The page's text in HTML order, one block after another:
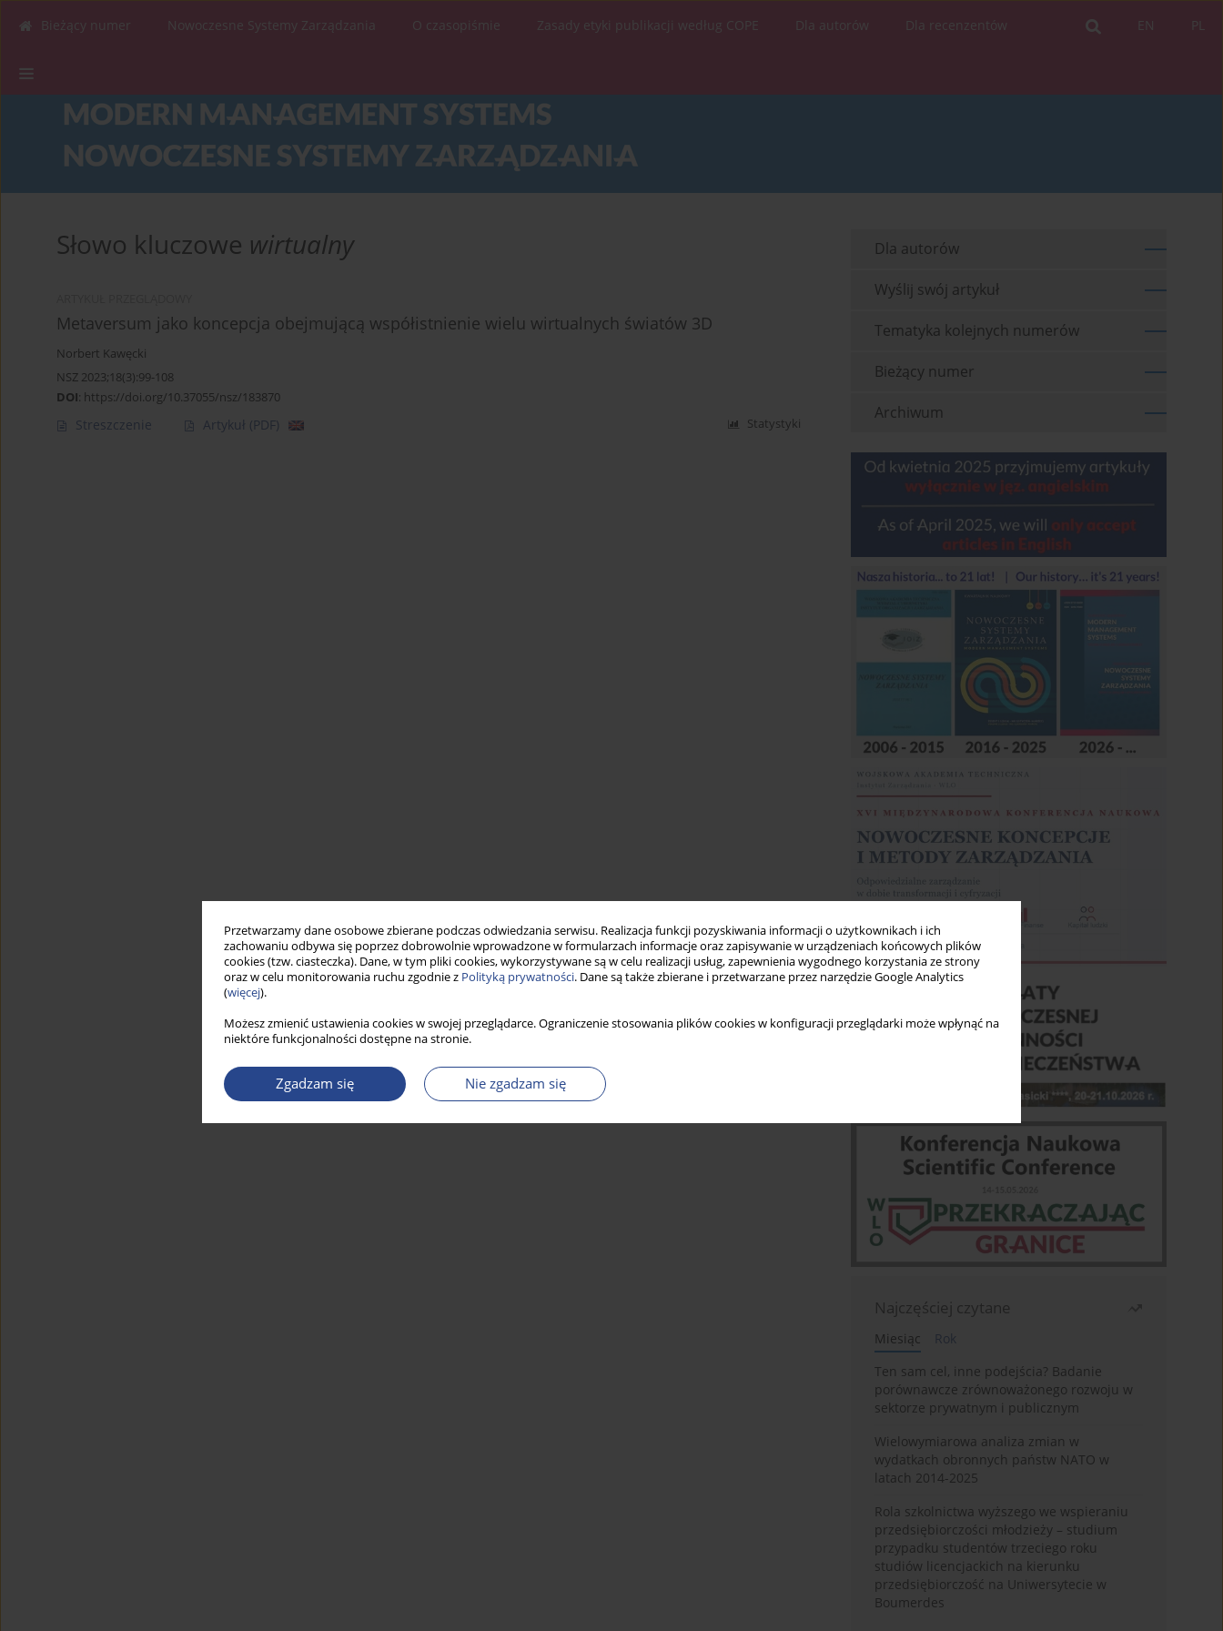
Przetwarzamy dane osobowe zbierane podczas odwiedzania serwisu. Realizacja funkcji pozyskiwania informacji o użytkownikach i ich
zachowaniu odbywa się poprzez dobrowolnie wprowadzone w formularzach informacje oraz zapisywanie w urządzeniach końcowych plików
cookies (tzw. ciasteczka). Dane, w tym pliki cookies, wykorzystywane są w celu realizacji usług, zapewnienia wygodnego korzystania ze strony
oraz w celu monitorowania ruchu zgodnie z Polityką prywatności. Dane są także zbierane i przetwarzane przez narzędzie Google Analytics
(więcej).
Możesz zmienić ustawienia cookies w swojej przeglądarce. Ograniczenie stosowania plików cookies w konfiguracji przeglądarki może wpłynąć na
niektóre funkcjonalności dostępne na stronie.
Zgadzam się Nie zgadzam się
PL
EN
Bieżący numer Nowoczesne Systemy Zarządzania O czasopiśmie Zasady etyki publikacji według COPE Dla autorów Dla recenzentów
Słowo kluczowe wirtualny
Metaversum jako koncepcja obejmującą współistnienie wielu wirtualnych światów 3D
Norbert Kawęcki
NSZ 2023;18(3):99-108
DOI: https://doi.org/10.37055/nsz/183870
Streszczenie Artykuł (PDF) Statystyki
Dla autorów
Wyślij swój artykuł
Tematyka kolejnych numerów
Bieżący numer
Archiwum
Najczęściej czytane
Miesiąc
Rok
Ten sam cel, inne podejścia? Badanie
porównawcze zrównoważonego rozwoju w
sektorze prywatnym i publicznym
Wielowymiarowa analiza zmian w
wydatkach obronnych państw NATO w
latach 2014-2025
Rola szkolnictwa wyższego we wspieraniu
przedsiębiorczości młodzieży – studium
przypadku studentów trzeciego roku
studiów licencjackich na kierunku
przedsiębiorczość na Uniwersytecie w
Boumerdes